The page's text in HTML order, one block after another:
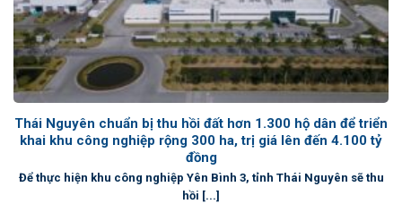
Thái Nguyên chuẩn bị thu hồi đất hơn 1.300 hộ dân để triển
khai khu công nghiệp rộng 300 ha, trị giá lên đến 4.100 tỷ
đồng
Để thực hiện khu công nghiệp Yên Bình 3, tỉnh Thái Nguyên sẽ thu
hồi [...]